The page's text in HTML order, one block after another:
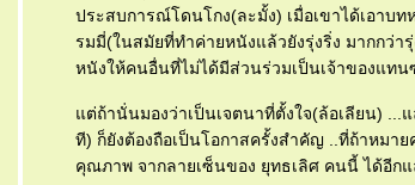
ประสบการณ์โดนโกง(ละมั้ง) เมื่อเขาได้เอาบ
รมมี่(ในสมัยที่ทำค่ายหนังแล้วยังรุ่งริ่ง มากกว่า
หนังให้คนอื่นที่ไม่ได้มีส่วนร่วมเป็นเจ้าของแท
ต่ถ้านั่นมองว่าเป็นเจตนาที่ตั้งใจ(ล้อเลียน) ...
ที) ก็ยังต้องถือเป็นโอกาสครั้งสำคัญ ..ที่ถ้าหมา
คุณภาพ จากลายเซ็นของ ยุทธเลิศ คนนี้ ได้อีกแ